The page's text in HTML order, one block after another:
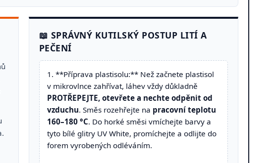
📖 SPRÁVNÝ KUTILSKÝ POSTUP LITÍ A
PEČENÍ
1. **Příprava plastisolu:** Než začnete plastisol
v mikrovlnce zahřívat, láhev vždy důkladně
PROTŘEPEJTE, otevřete a nechte odpěnit od
vzduchu. Směs rozehřejte na pracovní teplotu
160–180 °C. Do horké směsi vmíchejte barvy a
tyto bílé glitry UV White, promíchejte a odlijte do
forem vyrobených odléváním.